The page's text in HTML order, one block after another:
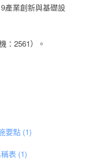
產業創新與基礎設
：2561）。
要點 (1)
表 (1)